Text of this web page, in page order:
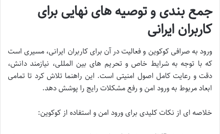
جمع بندی و توصیه های نهایی برای
کاربران ایرانی
ورود به صرافی کوکوین و فعالیت در آن برای کاربران ایرانی، مسیری است
که با توجه به شرایط خاص و تحریم های بین المللی، نیازمند دانش،
دقت و رعایت کامل اصول امنیتی است. این راهنما تلاش کرد تا تمامی
ابعاد مربوط به ورود امن و رفع مشکلات رایج را پوشش دهد.
خلاصه ای از نکات کلیدی برای ورود امن و استفاده از کوکوین: